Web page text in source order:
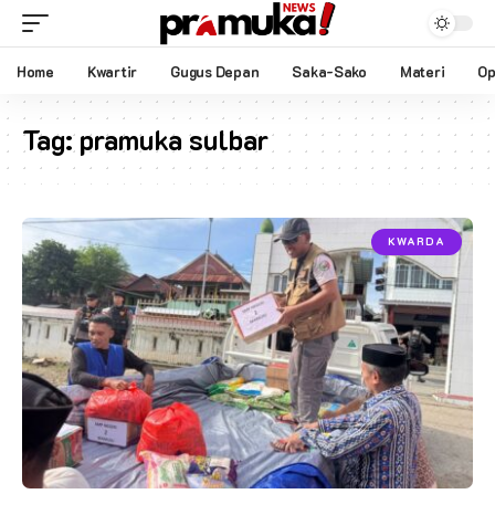
Home Kwartir Gugus Depan Saka-Sako Materi
Tag:pramuka sulbar
KWARDA